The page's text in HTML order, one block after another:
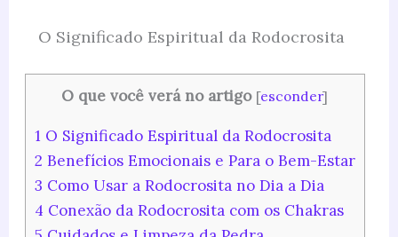
O Significado Espiritual da Rodocrosita
O que você verá no artigo [esconder]
1O Significado Espiritual da Rodocrosita
2 Benefícios Emocionais e Para o Bem-Estar
3 Como Usar a Rodocrosita no Dia a Dia
4 Conexão da Rodocrosita com os Chakras